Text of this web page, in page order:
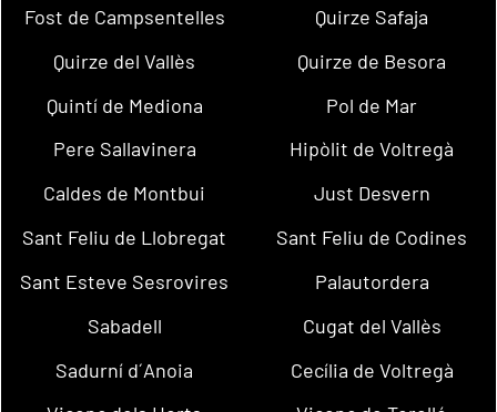
Fost de Campsentelles
Quirze Safaja
Quirze del Vallès
Quirze de Besora
Quintí de Mediona
Pol de Mar
Pere Sallavinera
Hipòlit de Voltregà
Caldes de Montbui
Just Desvern
Sant Feliu de Llobregat
Sant Feliu de Codines
Sant Esteve Sesrovires
Palautordera
Sabadell
Cugat del Vallès
Sadurní d´Anoia
Cecília de Voltregà